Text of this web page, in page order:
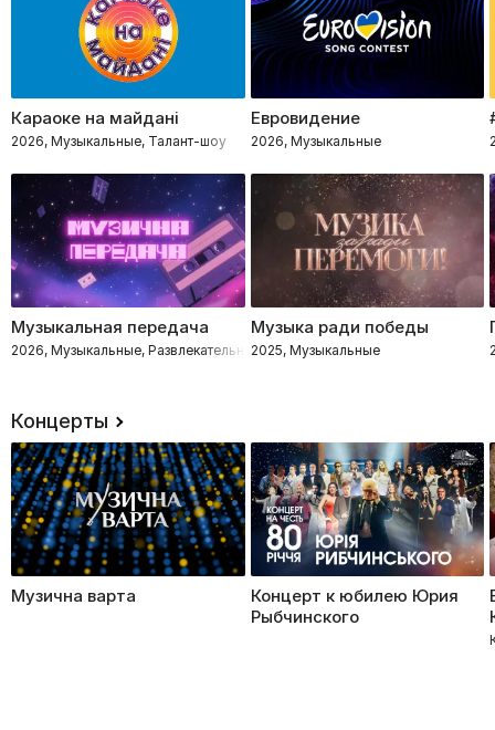
Караоке на майдані
2026, Музыкальные, Талант-шоу
Евровидение
2026, Музыкальные
Музыкальная передача
2026, Музыкальные, Развлекательное, Импровизация, Интеллектуальное
Музыка ради победы
2025, Музыкальные
Концерты
Музична варта
Концерт к юбилею Юрия
Рыбчинского